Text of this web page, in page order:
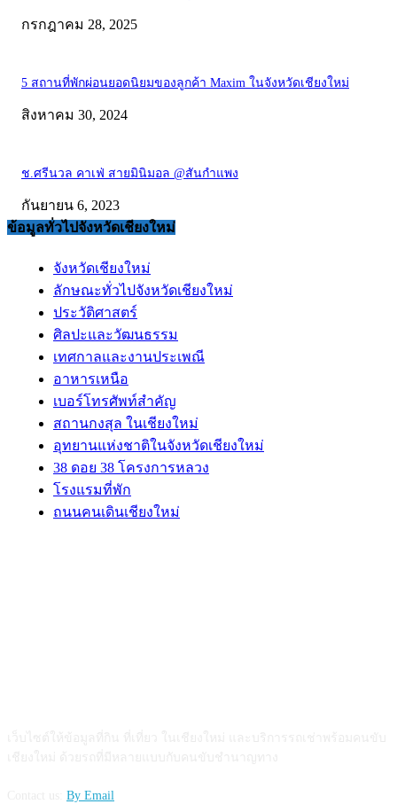
กรกฎาคม 28, 2025
5 สถานที่พักผ่อนยอดนิยมของลูกค้า Maxim ในจังหวัดเชียงใหม่
สิงหาคม 30, 2024
ช.ศรีนวล คาเฟ่ สายมินิมอล @สันกำแพง
กันยายน 6, 2023
ข้อมูลทั่วไปจังหวัดเชียงใหม่
จังหวัดเชียงใหม่
ลักษณะทั่วไปจังหวัดเชียงใหม่
ประวัติศาสตร์
ศิลปะและวัฒนธรรม
เทศกาลและงานประเพณี
อาหารเหนือ
เบอร์โทรศัพท์สำคัญ
สถานกงสุล ในเชียงใหม่
อุทยานแห่งชาติในจังหวัดเชียงใหม่
38 ดอย 38 โครงการหลวง
โรงแรมที่พัก
ถนนคนเดินเชียงใหม่
By Email